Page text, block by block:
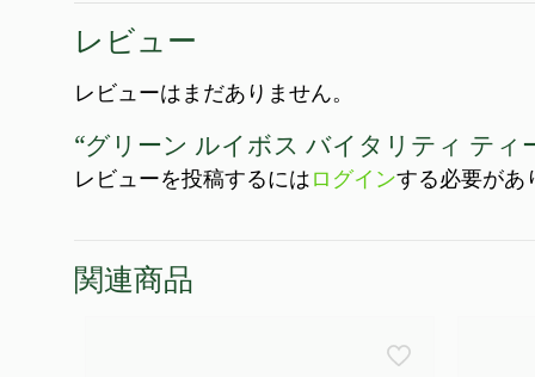
レビュー
レビューはまだありません。
“グリーン ルイボス バイタリティ テ
レビューを投稿するにはログインする必要があ
関連商品